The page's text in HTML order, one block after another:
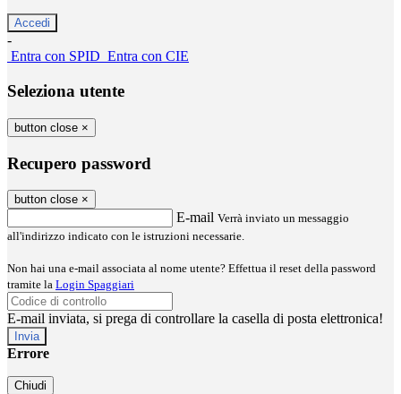
-
Entra con SPID Entra con CIE
Seleziona utente
button close ×
Recupero password
button close ×
E-mail Verrà inviato un messaggio
all'indirizzo indicato con le istruzioni necessarie.
Non hai una e-mail associata al nome utente? Effettua il reset della password
tramite la Login Spaggiari
E-mail inviata, si prega di controllare la casella di posta elettronica!
Errore
Chiudi